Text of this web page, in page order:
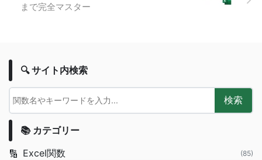
まで完全マスター
🔍 サイト内検索
検索
📚 カテゴリー
🔢 Excel関数 (85)